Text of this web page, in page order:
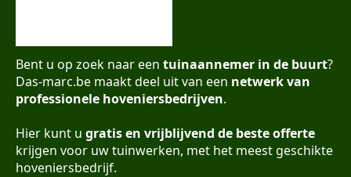
Bent u op zoek naar een tuinaannemer in de buurt?
Das-marc.be maakt deel uit van een netwerk van
professionele hoveniersbedrijven.
Hier kunt u gratis en vrijblijvend de beste offerte
krijgen voor uw tuinwerken, met het meest geschikte
hoveniersbedrijf.